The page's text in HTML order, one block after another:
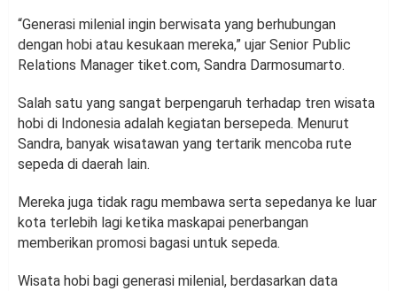
“Generasi milenial ingin berwisata yang berhubungan
dengan hobi atau kesukaan mereka,” ujar Senior Public
Relations Manager tiket.com, Sandra Darmosumarto.
Salah satu yang sangat berpengaruh terhadap tren wisata
hobi di Indonesia adalah kegiatan bersepeda. Menurut
Sandra, banyak wisatawan yang tertarik mencoba rute
sepeda di daerah lain.
Mereka juga tidak ragu membawa serta sepedanya ke luar
kota terlebih lagi ketika maskapai penerbangan
memberikan promosi bagasi untuk sepeda.
Wisata hobi bagi generasi milenial, berdasarkan data